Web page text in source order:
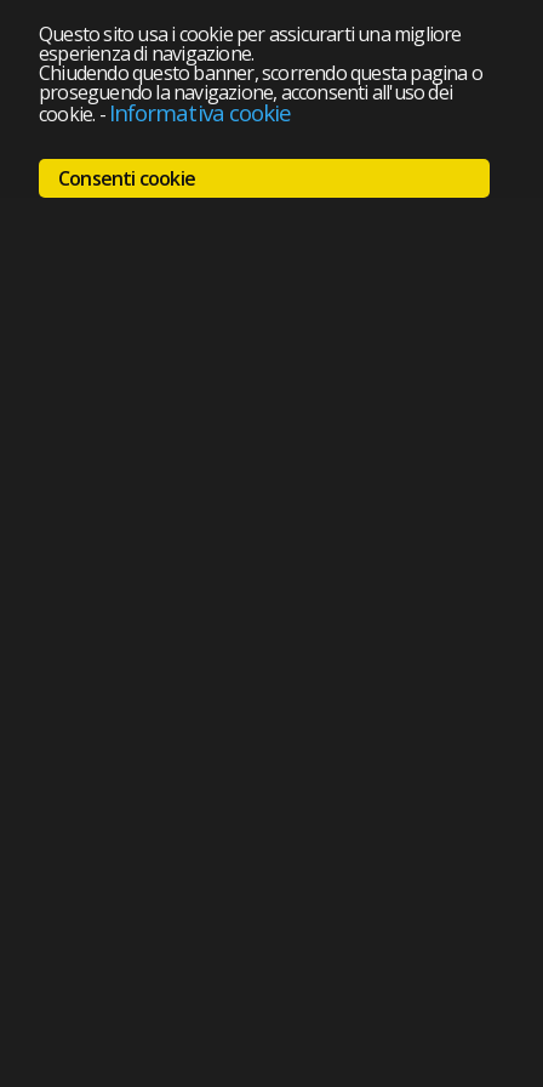
Questo sito usa i cookie per assicurarti una migliore
esperienza di navigazione.
Chiudendo questo banner, scorrendo questa pagina o
proseguendo la navigazione, acconsenti all'uso dei
cookie. - Informativa cookie
Consenti cookie